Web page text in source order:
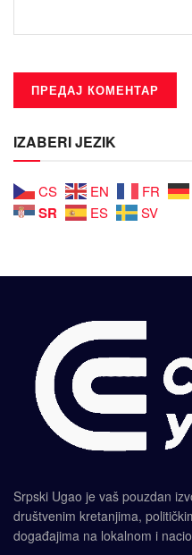
IZABERI JEZIK
CS EN FR
SR ES SV
Srpski Ugao je vaš pouzdan
društvenim kretanjima,
događajima na lokalnom i